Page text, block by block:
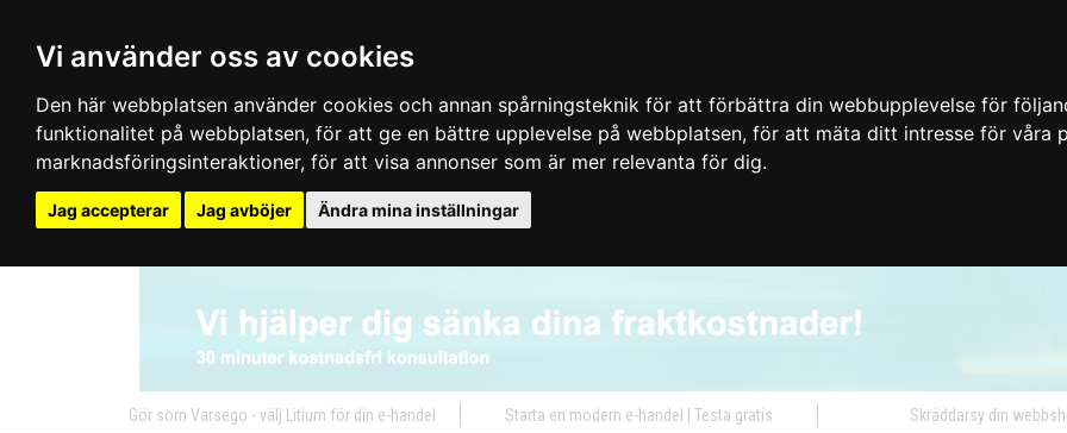
Vi använder oss av cookies
Den här webbplatsen använder cookies och annan spårningsteknik för att förbättra din webbupplevelse för
funktionalitet på webbplatsen, för att ge en bättre upplevelse på webbplatsen, för att mäta ditt intresse för våra
marknadsföringsinteraktioner, för att visa annonser som är mer relevanta för dig.
Jag accepterar Jag avböjer Ändra mina inställningar
Gör som Varsego - välj Litium för din e-handel Starta en modern e-handel | Testa gratis Skräddarsy din